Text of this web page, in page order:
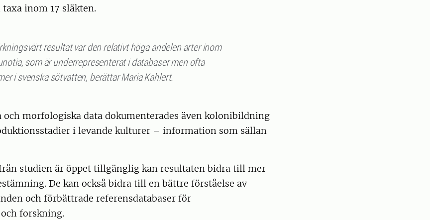
inom 17 släkten.
resultat var den relativt höga andelen arter inom
som är underrepresenterat i databaser men ofta
i svenska sötvatten, berättar Maria Kahlert.
och morfologiska data dokumenterades även kolonibildning
i levande kulturer – information som sällan
studien är öppet tillgänglig kan resultaten bidra till mer
De kan också bidra till en bättre förståelse av
och förbättrade referensdatabaser för
forskning.